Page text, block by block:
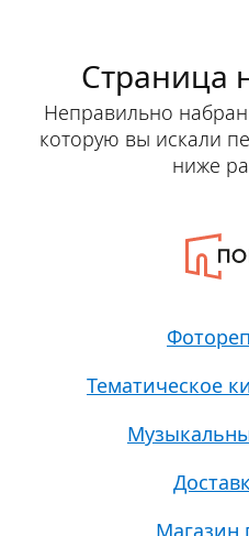
Страница
Неправильно
которую вы искали
ниже
Тематическое
Магазин